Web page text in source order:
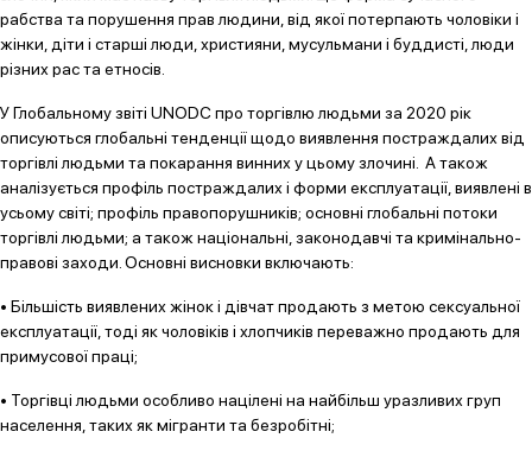
рабства та порушення прав людини, від якої потерпають чоловіки і
жінки, діти і старші люди, християни, мусульмани і буддисті, люди
різних рас та етносів.
У Глобальному звіті UNODC про торгівлю людьми за 2020 рік
описуються глобальні тенденції щодо виявлення постраждалих від
торгівлі людьми та покарання винних у цьому злочині. А також
аналізується профіль постраждалих і форми експлуатації, виявлені в
усьому світі; профіль правопорушників; основні глобальні потоки
торгівлі людьми; а також національні, законодавчі та кримінально-
правові заходи. Основні висновки включають:
• Більшість виявлених жінок і дівчат продають з метою сексуальної
експлуатації, тоді як чоловіків і хлопчиків переважно продають для
примусової праці;
• Торгівці людьми особливо націлені на найбільш уразливих груп
населення, таких як мігранти та безробітні;